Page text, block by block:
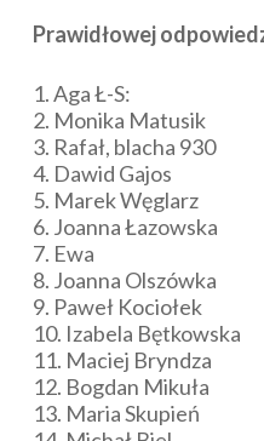
Prawidłowej
1. Aga Ł-S:
2. Monika Matusik
3. Rafał, blacha 930
4. Dawid Gajos
5. Marek Węglarz
6. Joanna Łazowska
7. Ewa
8. Joanna Olszówka
9. Paweł Kociołek
10. Izabela Bętkowska
11. Maciej Bryndza
12. Bogdan Mikuła
13. Maria Skupień